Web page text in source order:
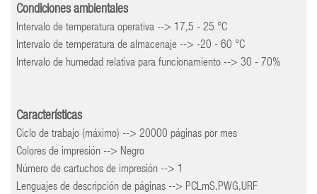
Condiciones ambientales
Intervalo de temperatura operativa --> 17,5 - 25 °C
Intervalo de temperatura de almacenaje --> -20 - 60 °C
Intervalo de humedad relativa para funcionamiento --> 30 - 70%
Características
Ciclo de trabajo (máximo) --> 20000 páginas por mes
Colores de impresión --> Negro
Número de cartuchos de impresión --> 1
Lenguajes de descripción de páginas --> PCLmS,PWG,URF